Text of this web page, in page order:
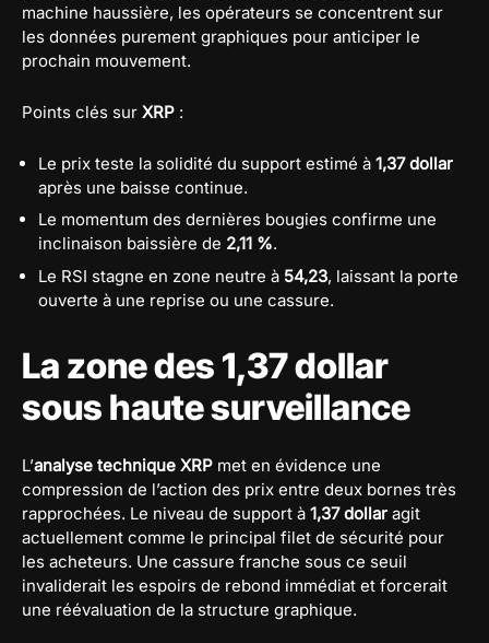
machine haussière, les opérateurs se concentrent sur
les données purement graphiques pour anticiper le
prochain mouvement.
Points clés sur XRP :
Le prix teste la solidité du support estimé à 1,37 dollar
après une baisse continue.
Le momentum des dernières bougies confirme une
inclinaison baissière de 2,11 %.
Le RSI stagne en zone neutre à 54,23, laissant la porte
ouverte à une reprise ou une cassure.
La zone des 1,37 dollar
sous haute surveillance
L’analyse technique XRP met en évidence une
compression de l’action des prix entre deux bornes très
rapprochées. Le niveau de support à 1,37 dollar agit
actuellement comme le principal filet de sécurité pour
les acheteurs. Une cassure franche sous ce seuil
invaliderait les espoirs de rebond immédiat et forcerait
une réévaluation de la structure graphique.